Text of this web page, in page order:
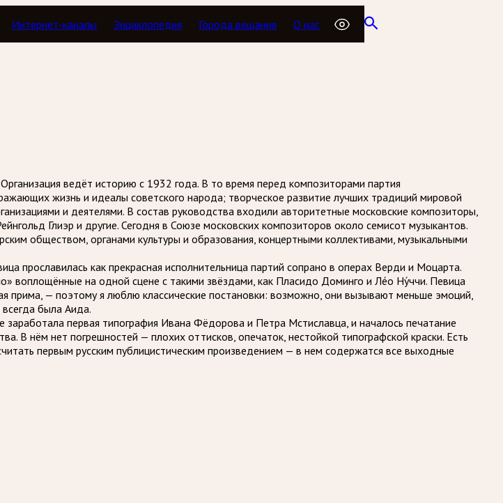
Интернет-каналы Энциклопедия Города вещания О нас
Организация ведёт историю с 1932 года. В то время перед композиторами партия
жизнь и идеалы советского народа; творческое развитие лучших традиций мировой
и деятелями. В состав руководства входили авторитетные московские композиторы,
Глиэр и другие. Сегодня в Союзе московских композиторов около семисот музыкантов.
обществом, органами культуры и образования, концертными коллективами, музыкальными
прославилась как прекрасная исполнительница партий сопрано в операх Верди и Моцарта.
воплощённые на одной сцене с такими звёздами, как Пласидо Доминго и Ле́о Ну́ччи. Певица
прима, — поэтому я люблю классические постановки: возможно, они вызывают меньше эмоций,
была Аида.
заработала первая типография Ивана Фёдорова и Петра Мстиславца, и началось печатание
В нём нет погрешностей — плохих оттисков, опечаток, нестойкой типографской краски. Есть
первым русским публицистическим произведением — в нем содержатся все выходные